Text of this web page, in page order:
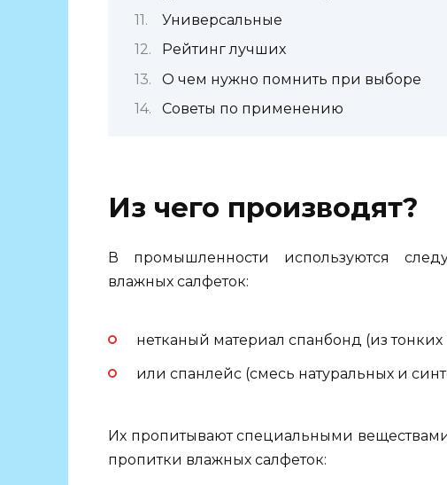
Универсальные
Рейтинг лучших
О чем нужно помнить при выборе
Советы по применению
Из чего производят?
В промышленности используются
влажных салфеток:
нетканый материал спанбонд (из
или спанлейс (смесь натуральных и
Их пропитывают специальными
пропитки влажных салфеток: